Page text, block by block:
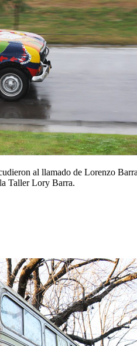
al llamado de Lorenzo
Taller Lory Barra.